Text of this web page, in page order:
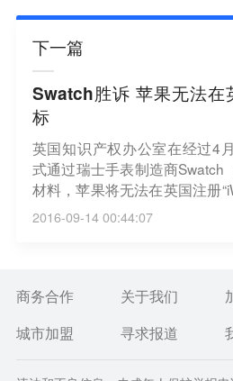
下一篇
Swatch胜诉 苹果无法在
标
英国知识产权办公室在经过4
式通过瑞士手表制造商Swatch
材料，苹果将无法在英国注册
4年3月苹果尚未推出智能手表
Watch”与其“iSwatch” 和
造成混淆，向英国提出反对苹
2016-09-14 00:44:07
商务合作 关于我们
城市加盟
寻求报道